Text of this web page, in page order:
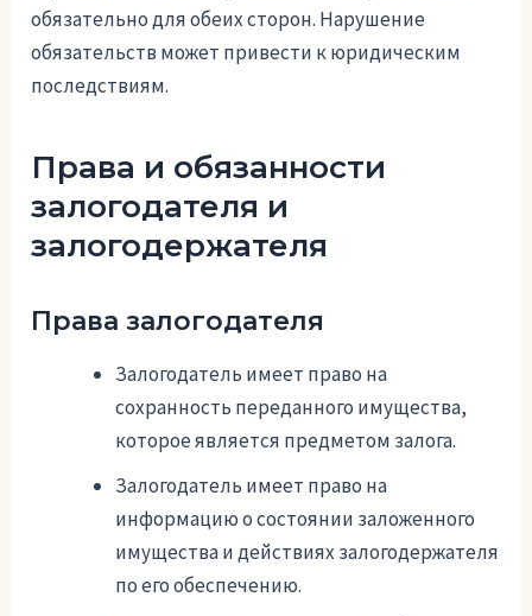
обязательно для обеих сторон. Нарушение
обязательств может привести к юридическим
последствиям.
Права и обязанности
залогодателя и
залогодержателя
Права залогодателя
Залогодатель имеет право на
сохранность переданного имущества,
которое является предметом залога.
Залогодатель имеет право на
информацию о состоянии заложенного
имущества и действиях залогодержателя
по его обеспечению.